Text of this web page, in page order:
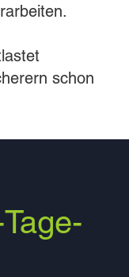
schon